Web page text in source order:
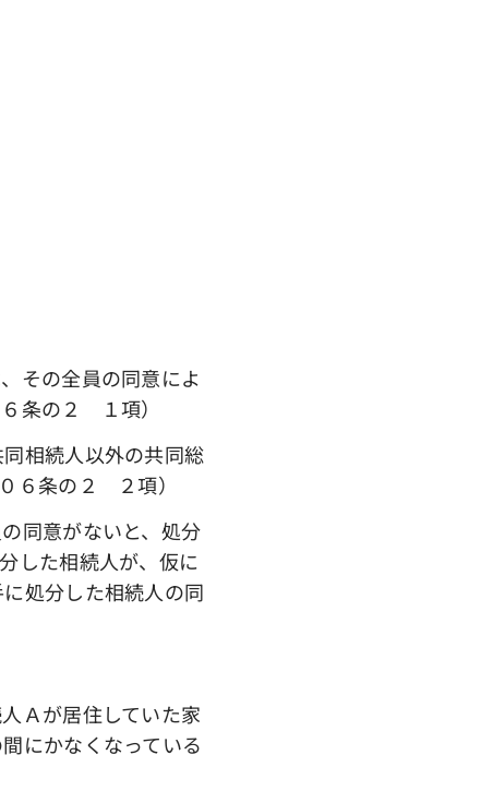
その全員の同意によ
条の２ １項）
相続人以外の共同総
６条の２ ２項）
同意がないと、処分
した相続人が、仮に
処分した相続人の同
Ａが居住していた家
にかなくなっている